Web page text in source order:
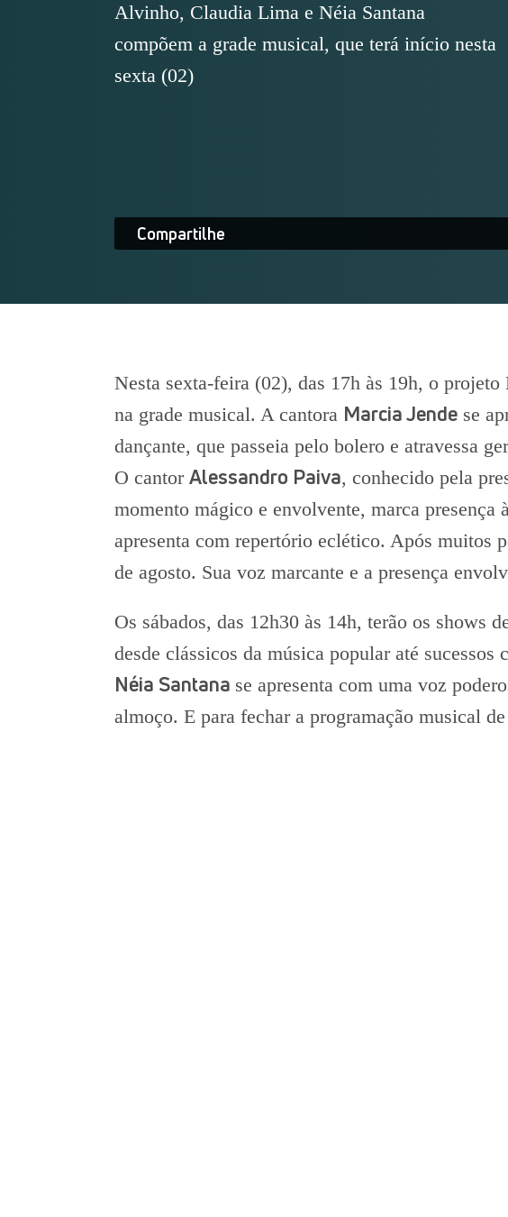
Alvinho, Claudia Lima e Néia Santana
compõem a grade musical, que terá início nesta
sexta (02)
Compartilhe
Nesta sexta-feira (02), das 17h às 19h, o
na grade musical. A cantora Marcia Jende se
dançante, que passeia pelo bolero e atravessa
O cantor Alessandro Paiva, conhecido pela
momento mágico e envolvente, marca
apresenta com repertório eclético. Após muitos
de agosto. Sua voz marcante e a presença
Os sábados, das 12h30 às 14h, terão os shows
desde clássicos da música popular até
Néia Santana se apresenta com uma voz
almoço. E para fechar a programação musical